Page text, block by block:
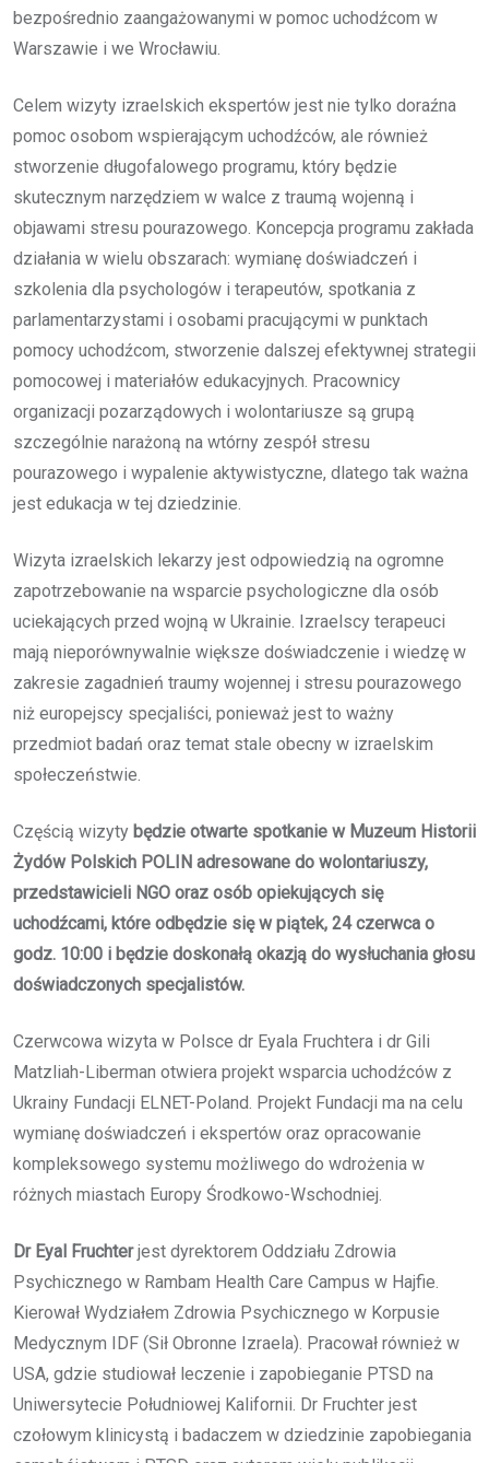
bezpośrednio zaangażowanymi w pomoc uchodźcom w
Warszawie i we Wrocławiu.
Celem wizyty izraelskich ekspertów jest nie tylko doraźna
pomoc osobom wspierającym uchodźców, ale również
stworzenie długofalowego programu, który będzie
skutecznym narzędziem w walce z traumą wojenną i
objawami stresu pourazowego. Koncepcja programu zakłada
działania w wielu obszarach: wymianę doświadczeń i
szkolenia dla psychologów i terapeutów, spotkania z
parlamentarzystami i osobami pracującymi w punktach
pomocy uchodźcom, stworzenie dalszej efektywnej strategii
pomocowej i materiałów edukacyjnych. Pracownicy
organizacji pozarządowych i wolontariusze są grupą
szczególnie narażoną na wtórny zespół stresu
pourazowego i wypalenie aktywistyczne, dlatego tak ważna
jest edukacja w tej dziedzinie.
Wizyta izraelskich lekarzy jest odpowiedzią na ogromne
zapotrzebowanie na wsparcie psychologiczne dla osób
uciekających przed wojną w Ukrainie. Izraelscy terapeuci
mają nieporównywalnie większe doświadczenie i wiedzę w
zakresie zagadnień traumy wojennej i stresu pourazowego
niż europejscy specjaliści, ponieważ jest to ważny
przedmiot badań oraz temat stale obecny w izraelskim
społeczeństwie.
Częścią wizyty będzie otwarte spotkanie w Muzeum Historii
Żydów Polskich POLIN adresowane do wolontariuszy,
przedstawicieli NGO oraz osób opiekujących się
uchodźcami, które odbędzie się w piątek, 24 czerwca o
godz. 10:00 i będzie doskonałą okazją do wysłuchania głosu
doświadczonych specjalistów.
Czerwcowa wizyta w Polsce dr Eyala Fruchtera i dr Gili
Matzliah-Liberman otwiera projekt wsparcia uchodźców z
Ukrainy Fundacji ELNET-Poland. Projekt Fundacji ma na celu
wymianę doświadczeń i ekspertów oraz opracowanie
kompleksowego systemu możliwego do wdrożenia w
różnych miastach Europy Środkowo-Wschodniej.
Dr Eyal Fruchterjest dyrektorem Oddziału Zdrowia
Psychicznego w Rambam Health Care Campus w Hajfie.
Kierował Wydziałem Zdrowia Psychicznego w Korpusie
Medycznym IDF (Sił Obronne Izraela). Pracował również w
USA, gdzie studiował leczenie i zapobieganie PTSD na
Uniwersytecie Południowej Kalifornii. Dr Fruchter jest
czołowym klinicystą i badaczem w dziedzinie zapobiegania